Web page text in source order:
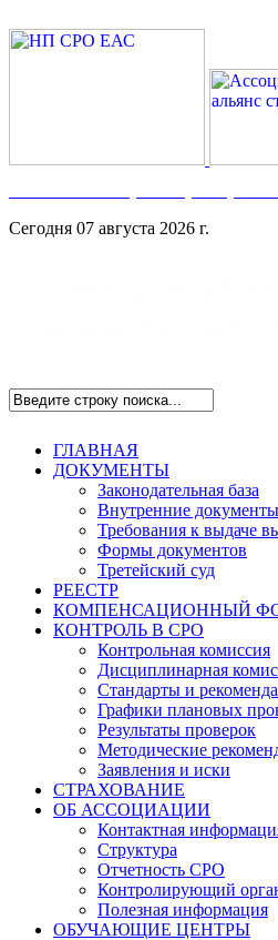
Сегодня 07 августа 2026 г.
ГЛАВНАЯ
ДОКУМЕНТЫ
Законодательная база
Внутренние документы
Требования к выдаче
Формы документов
Третейский суд
РЕЕСТР
КОМПЕНСАЦИОННЫЙ
КОНТРОЛЬ В СРО
Контрольная комиссия
Дисциплинарная
Стандарты и
Графики плановых
Результаты проверок
Методические
Заявления и иски
СТРАХОВАНИЕ
ОБ АССОЦИАЦИИ
Контактная
Структура
Отчетность СРО
Контролирующий
Полезная информация
ОБУЧАЮЩИЕ ЦЕНТРЫ